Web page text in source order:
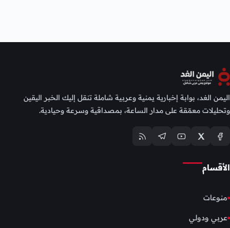
اليمن الغد، بوابة إخبارية يمنية وعربية شاملة تنقل إليك الخبر اليقين
وتحليلات معمّقة على مدار الساعة، بمصداقية وسرعة وحيادية.
الأقسام
منوعات
عربي ودولي